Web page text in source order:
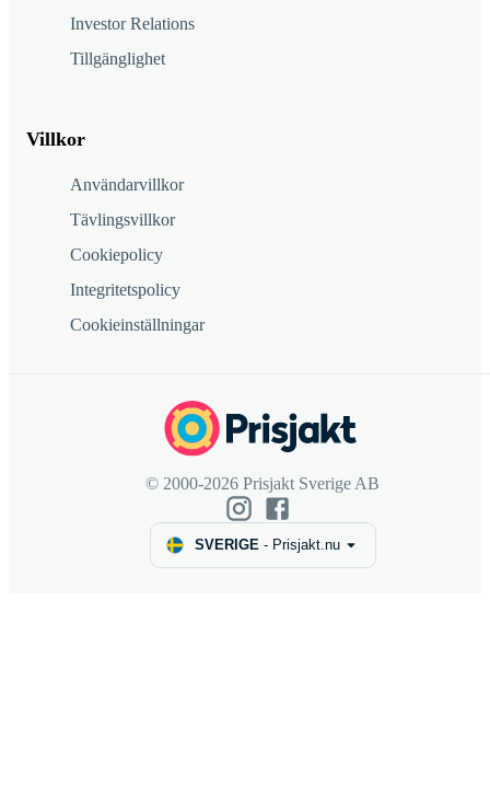
Investor Relations
Tillgänglighet
Villkor
Användarvillkor
Tävlingsvillkor
Cookiepolicy
Integritetspolicy
Cookieinställningar
© 2000-2026 Prisjakt Sverige AB
SVERIGE- Prisjakt.nu